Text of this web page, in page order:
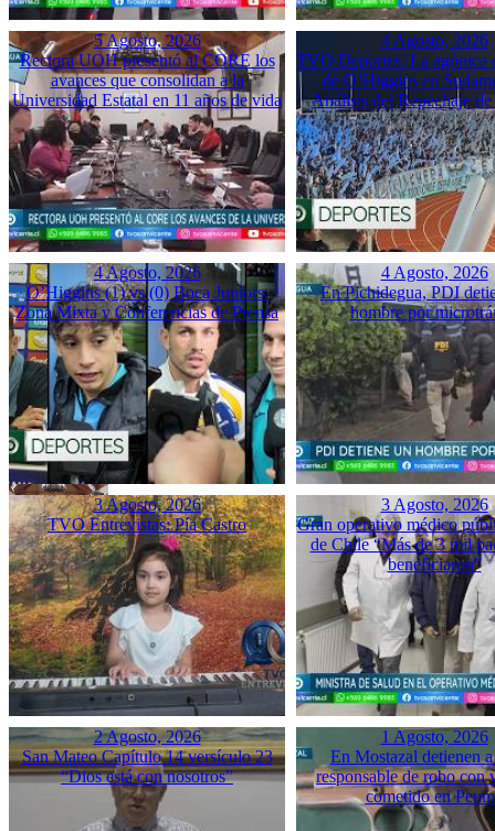
5 Agosto, 2026
Rectora UOH presentó al CORE los
avances que consolidan a la
Universidad Estatal en 11 años de vida
4 Agosto, 2026
TVO Deportes: La agónica
de O’Higgins en
Análisis del Repechaje de
4 Agosto, 2026
O’Higgins (1) vs (0) Boca Juniors:
Zona Mixta y Conferencias de Prensa
4 Agosto, 2026
En Pichidegua, PDI
hombre por
3 Agosto, 2026
TVO Entrevistas: Pía Castro
3 Agosto, 2026
Gran operativo médico
de Chile “Más de 3 mil
beneficiaron”
2 Agosto, 2026
San Mateo Capítulo 14 versículo 23
“Dios está con nosotros”
1 Agosto, 2026
En Mostazal detienen
responsable de robo con
cometido en